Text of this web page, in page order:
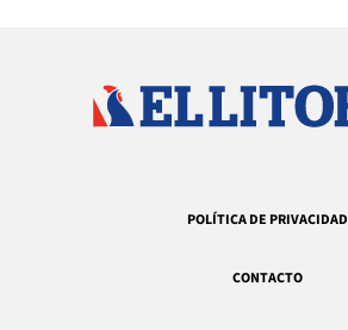
POLÍTICA DE PRIVACIDAD
CONTACTO